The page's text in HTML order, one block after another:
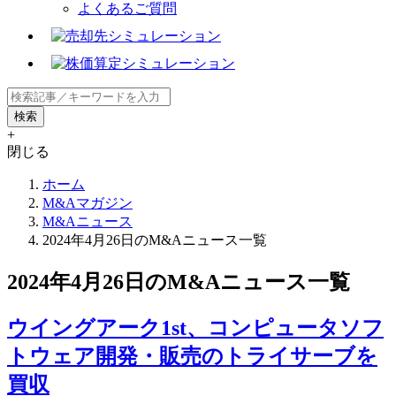
よくあるご質問
+
閉じる
ホーム
M&Aマガジン
M&Aニュース
2024年4月26日のM&Aニュース一覧
2024年4月26日のM&Aニュース一覧
ウイングアーク1st、コンピュータソフ
トウェア開発・販売のトライサーブを
買収